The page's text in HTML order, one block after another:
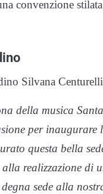
convenzione
Silvana
della musica
per
questa bella
realizzazione di
sede alla